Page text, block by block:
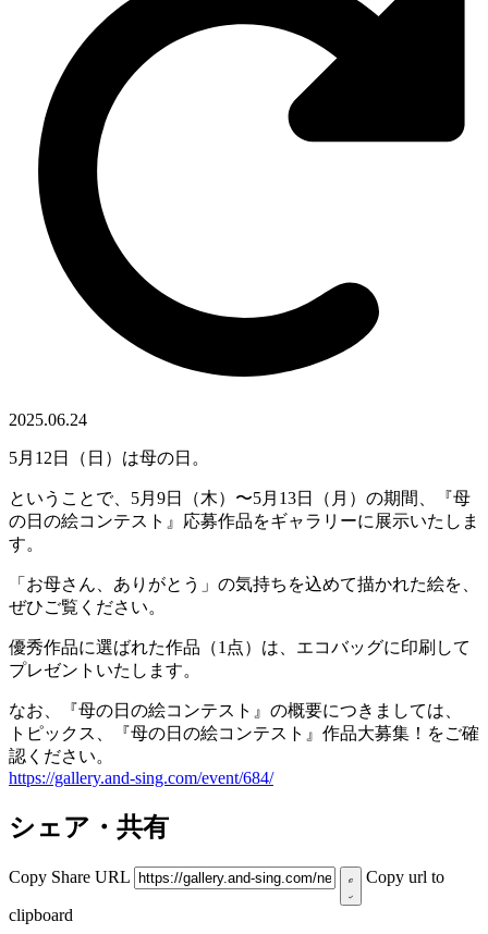
2025.06.24
5月12日（日）は母の日。
ということで、5月9日（木）〜5月13日（月）の期間、『母
の日の絵コンテスト』応募作品をギャラリーに展示いたしま
す。
「お母さん、ありがとう」の気持ちを込めて描かれた絵を、
ぜひご覧ください。
優秀作品に選ばれた作品（1点）は、エコバッグに印刷して
プレゼントいたします。
なお、『母の日の絵コンテスト』の概要につきましては、
トピックス、『母の日の絵コンテスト』作品大募集！をご確
認ください。
https://gallery.and-sing.com/event/684/
シェア・共有
Copy Share URL Copy url to
clipboard